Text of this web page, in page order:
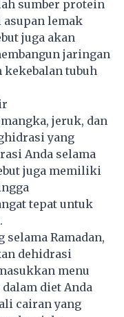
sumber protein
asupan lemak
juga akan
jaringan
kekebalan tubuh
jeruk, dan
yang
Anda selama
juga memiliki
tepat untuk
Ramadan,
dehidrasi
menu
diet Anda
cairan yang